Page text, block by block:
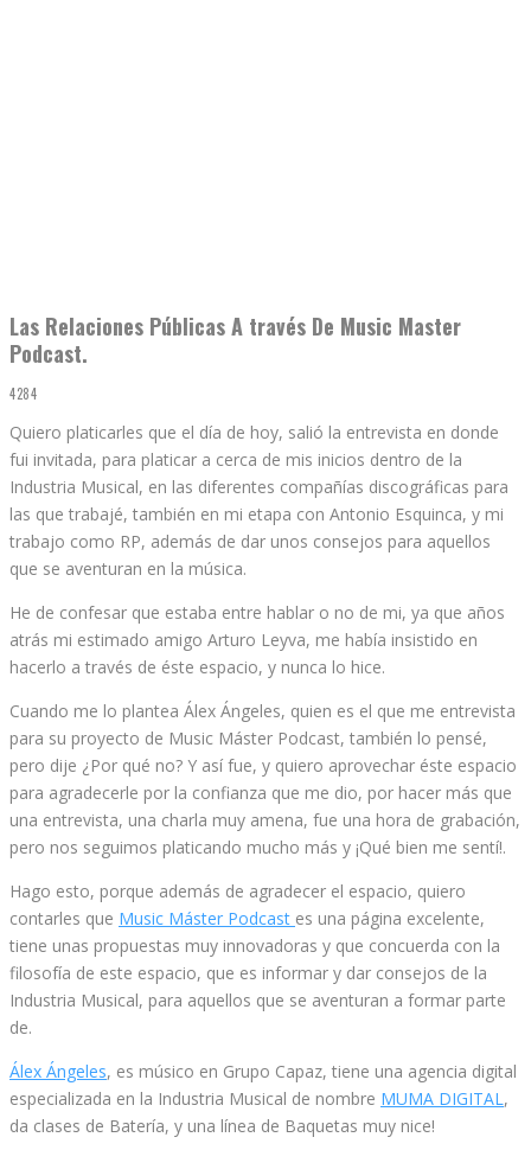
Las Relaciones Públicas A través De Music Master
Podcast.
4284
Quiero platicarles que el día de hoy, salió la entrevista en donde
fui invitada, para platicar a cerca de mis inicios dentro de la
Industria Musical, en las diferentes compañías discográficas para
las que trabajé, también en mi etapa con Antonio Esquinca, y mi
trabajo como RP, además de dar unos consejos para aquellos
que se aventuran en la música.
He de confesar que estaba entre hablar o no de mi, ya que años
atrás mi estimado amigo Arturo Leyva, me había insistido en
hacerlo a través de éste espacio, y nunca lo hice.
Cuando me lo plantea Álex Ángeles, quien es el que me entrevista
para su proyecto de Music Máster Podcast, también lo pensé,
pero dije ¿Por qué no? Y así fue, y quiero aprovechar éste espacio
para agradecerle por la confianza que me dio, por hacer más que
una entrevista, una charla muy amena, fue una hora de grabación,
pero nos seguimos platicando mucho más y ¡Qué bien me sentí!.
Hago esto, porque además de agradecer el espacio, quiero
contarles que Music Máster Podcast es una página excelente,
tiene unas propuestas muy innovadoras y que concuerda con la
filosofía de este espacio, que es informar y dar consejos de la
Industria Musical, para aquellos que se aventuran a formar parte
de.
Álex Ángeles, es músico en Grupo Capaz, tiene una agencia digital
especializada en la Industria Musical de nombre MUMA DIGITAL,
da clases de Batería, y una línea de Baquetas muy nice!